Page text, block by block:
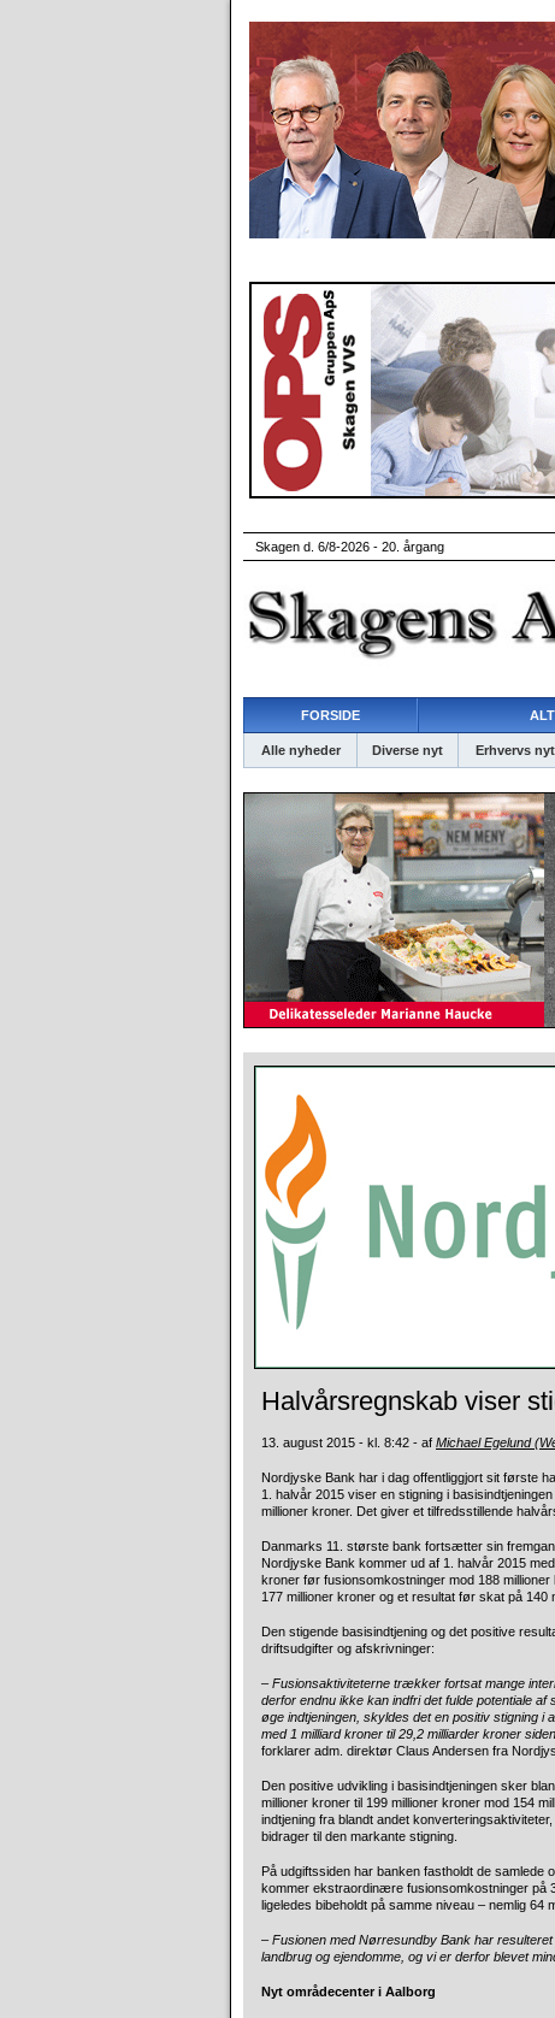
Skagen d. 6/8-2026 - 20. årgang
FORSIDE
Alle nyheder Diverse nyt Erhvervs nyt
Halvårsregnskab viser
13. august 2015 - kl. 8:42 - af Michael Egelund
Nordjyske Bank har i dag offentliggjort sit første
1. halvår 2015 viser en stigning i
millioner kroner. Det giver et tilfredsstillende
Danmarks 11. største bank fortsætter sin
Nordjyske Bank kommer ud af 1. halvår 2015
kroner før fusionsomkostninger mod 188
177 millioner kroner og et resultat før skat på 140
Den stigende basisindtjening og det positive
driftsudgifter og afskrivninger:
– Fusionsaktiviteterne trækker fortsat mange
derfor endnu ikke kan indfri det fulde potentiale
øge indtjeningen, skyldes det en positiv stigning
med 1 milliard kroner til 29,2 milliarder kroner
forklarer adm. direktør Claus Andersen fra
Den positive udvikling i basisindtjeningen sker
millioner kroner til 199 millioner kroner mod 154
indtjening fra blandt andet
bidrager til den markante stigning.
På udgiftssiden har banken fastholdt de samlede
kommer ekstraordinære fusionsomkostninger på
ligeledes bibeholdt på samme niveau – nemlig
– Fusionen med Nørresundby Bank har
landbrug og ejendomme, og vi er derfor blevet
Nyt områdecenter i Aalborg